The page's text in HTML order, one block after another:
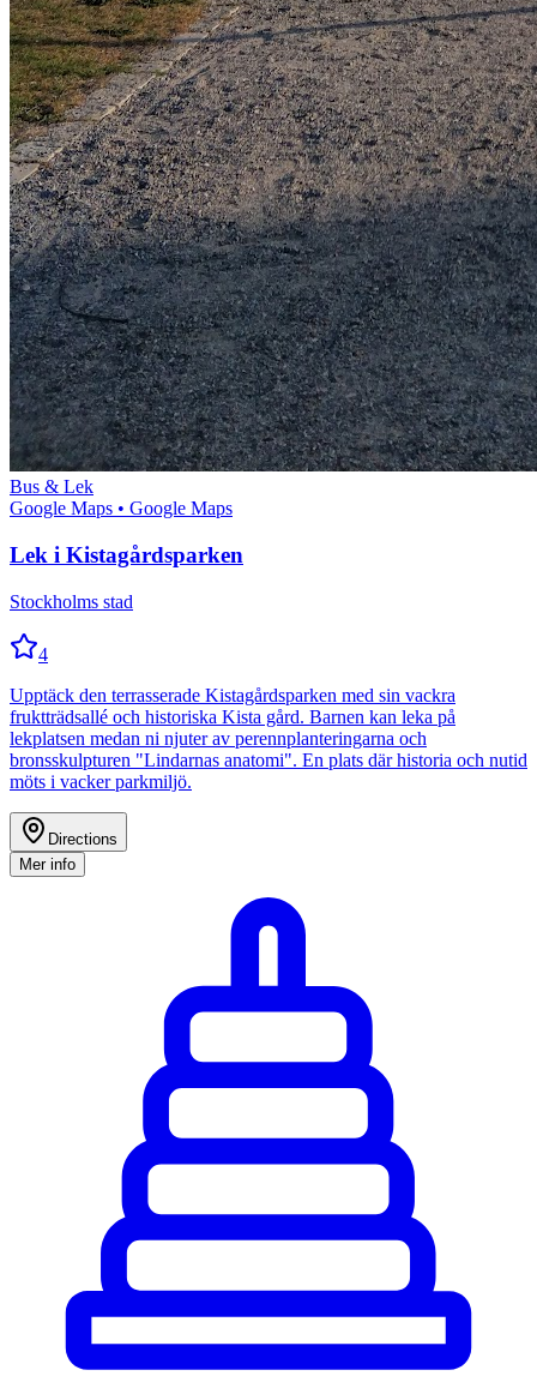
Bus & Lek
Google Maps • Google Maps
Lek i Kistagårdsparken
Stockholms stad
4
Upptäck den terrasserade Kistagårdsparken med sin vackra
fruktträdsallé och historiska Kista gård. Barnen kan leka på
lekplatsen medan ni njuter av perennplanteringarna och
bronsskulpturen "Lindarnas anatomi". En plats där historia och nutid
möts i vacker parkmiljö.
Directions
Mer info